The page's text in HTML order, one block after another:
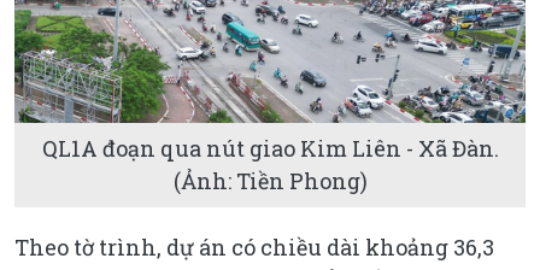
QL1A đoạn qua nút giao Kim Liên - Xã Đàn.
(Ảnh: Tiền Phong)
Theo tờ trình, dự án có chiều dài khoảng 36,3